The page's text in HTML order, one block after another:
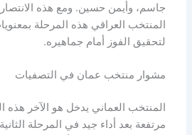
جاسم، وأيمن حسين. ومع هذه
المنتخب العراقي هذه المرحلة
لتحقيق الفوز أمام جماهيره.
مشوار منتخب عمان في التصفيات
المنتخب العماني يدخل هو الآخر هذه
مرتفعة بعد أداء جيد في المرحلة